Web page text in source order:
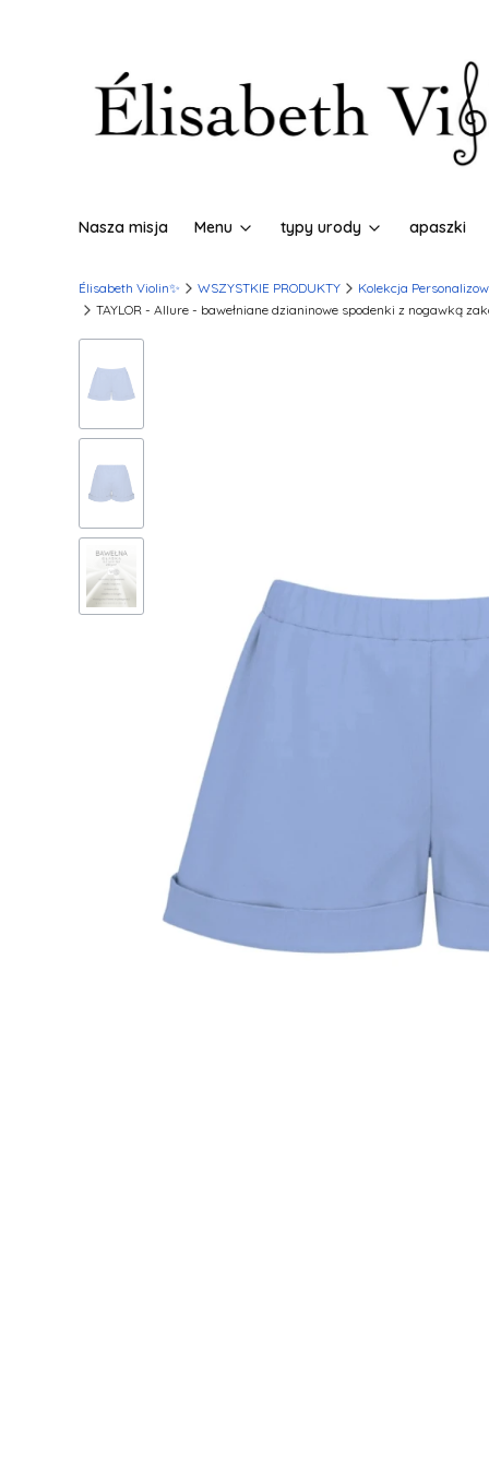
Nasza misja Menu typy urody apaszki
Élisabeth Violin✨ WSZYSTKIE PRODUKTY
Kolekcja
TAYLOR - Allure - bawełniane dzianinowe spodenki z nogawką